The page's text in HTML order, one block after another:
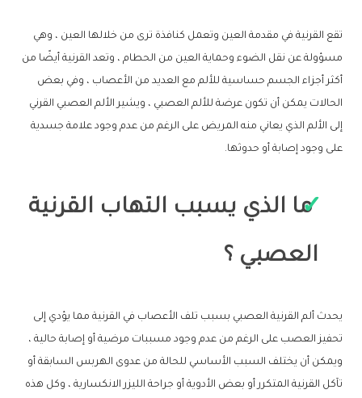
تقع القرنية في مقدمة العين وتعمل كنافذة ترى من خلالها العين ، وهي
مسؤولة عن نقل الضوء وحماية العين من الحطام ، وتعد القرنية أيضًا من
أكثر أجزاء الجسم حساسية للألم مع العديد من الأعصاب ، وفي بعض
الحالات يمكن أن تكون عرضة للألم العصبي ، ويشير الألم العصبي القرني
إلى الألم الذي يعاني منه المريض على الرغم من عدم وجود علامة جسدية
على وجود إصابة أو حدوثها.
ما الذي يسبب التهاب القرنية
العصبي ؟
يحدث ألم القرنية العصبي بسبب تلف الأعصاب في القرنية مما يؤدي إلى
تحفيز العصب على الرغم من عدم وجود مسببات مرضية أو إصابة حالية ،
ويمكن أن يختلف السبب الأساسي للحالة من عدوى الهربس السابقة أو
تآكل القرنية المتكرر أو بعض الأدوية أو جراحة الليزر الانكسارية ، وكل هذه